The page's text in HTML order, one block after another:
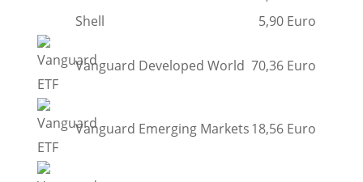
Shell
5,90 Euro
Vanguard Developed World 70,36 Euro
Vanguard Emerging Markets18,56 Euro